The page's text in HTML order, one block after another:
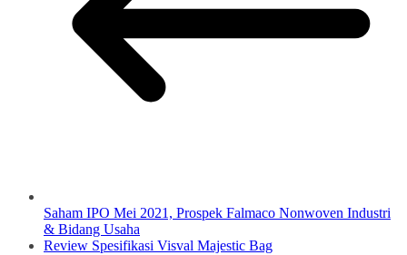
Saham IPO Mei 2021, Prospek Falmaco Nonwoven Industri
& Bidang Usaha
Review Spesifikasi Visval Majestic Bag